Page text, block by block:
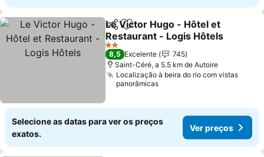
PartilharAdicionar aos favoritos
Le Victor Hugo - Hôtel et
Restaurant - Logis Hôtels
Ver preços
2 Estrelas
8,5 Excelente
745
Saint-Céré, a 5.5 km de Autoire
Localização à beira do rio com vistas
panorâmicas
Selecione as datas para ver os preços
exatos.
Ver preços